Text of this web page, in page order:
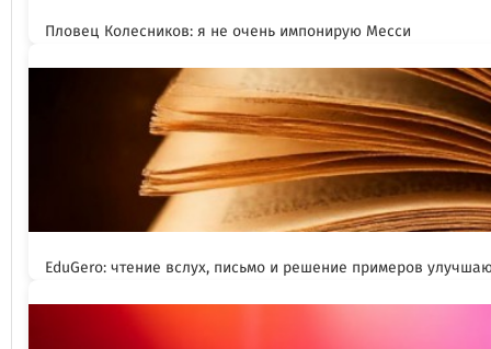
Пловец Колесников: я не очень импонирую Месси
EduGero: чтение вслух, письмо и решение примеров